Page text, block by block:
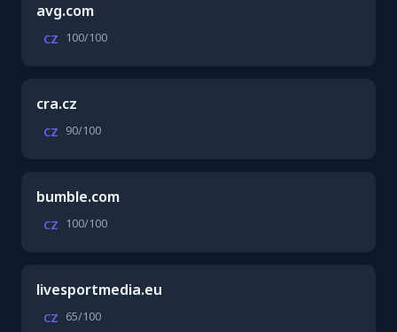
avg.com
CZ 100/100
cra.cz
CZ 90/100
bumble.com
CZ 100/100
livesportmedia.eu
CZ 65/100